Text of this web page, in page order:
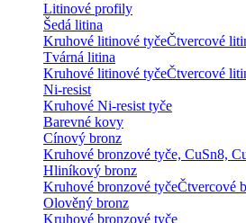
Litinové profily
Šedá litina
Kruhové litinové tyčeČtvercové
Tvárná litina
Kruhové litinové tyčeČtvercové
Ni-resist
Kruhové Ni-resist tyče
Barevné kovy
Cínový bronz
Kruhové bronzové tyče, CuSn8,
Hliníkový bronz
Kruhové bronzové tyčeČtvercové
Olověný bronz
Kruhové bronzové tyče